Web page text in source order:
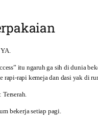
itu ngaruh ga sih di dunia
rapi kemeja dan dasi yak di
bekerja setiap pagi.